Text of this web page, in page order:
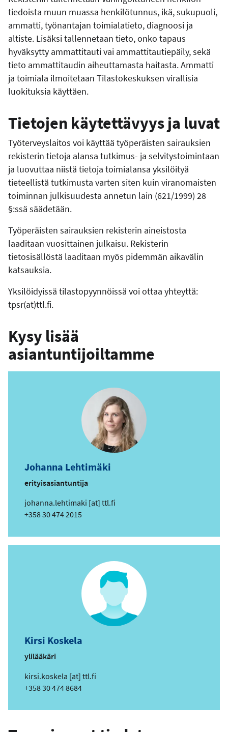
tiedoista muun muassa henkilötunnus, ikä, sukupuoli,
ammatti, työnantajan toimialatieto, diagnoosi ja
altiste. Lisäksi tallennetaan tieto, onko tapaus
hyväksytty ammattitauti vai ammattitautiepäily, sekä
tieto ammattitaudin aiheuttamasta haitasta. Ammatti
ja toimiala ilmoitetaan Tilastokeskuksen virallisia
luokituksia käyttäen.
Tietojen käytettävyys ja luvat
Työterveyslaitos voi käyttää työperäisten sairauksien
rekisterin tietoja alansa tutkimus- ja selvitystoimintaan
ja luovuttaa niistä tietoja toimialansa yksilöityä
tieteellistä tutkimusta varten siten kuin viranomaisten
toiminnan julkisuudesta annetun lain (621/1999) 28
§:ssä säädetään.
Työperäisten sairauksien rekisterin aineistosta
laaditaan vuosittainen julkaisu. Rekisterin
tietosisällöstä laaditaan myös pidemmän aikavälin
katsauksia.
Yksilöidyissä tilastopyynnöissä voi ottaa yhteyttä:
tpsr(at)ttl.fi.
Kysy lisää
asiantuntijoiltamme
Johanna Lehtimäki
erityisasiantuntija
s
ä
k
o
i
e
johanna.lehtimaki [at] ttl.fi
Puhelin
+358 30 474 2015
Kirsi Koskela
ylilääkäri
s
ä
k
kirsi.koskela [at] ttl.fi
Puhelin
+358 30 474 8684